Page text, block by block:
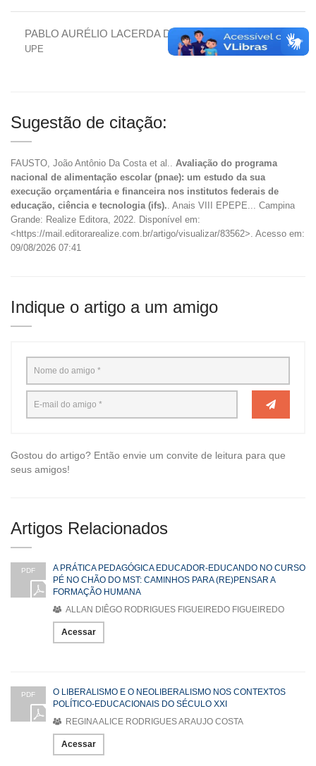
PABLO AURÉLIO LACERDA DE ALMEIDA PINTO
UPE
Sugestão de citação:
FAUSTO, João Antônio Da Costa et al.. Avaliação do programa
nacional de alimentação escolar (pnae): um estudo da sua
execução orçamentária e financeira nos institutos federais de
educação, ciência e tecnologia (ifs). . Anais VIII EPEPE... Campina
Grande: Realize Editora, 2022. Disponível em:
<https://mail.editorarealize.com.br/artigo/visualizar/83562>. Acesso em:
09/08/2026 07:41
Indique o artigo a um amigo
Gostou do artigo? Então envie um convite de leitura para que
seus amigos!
Artigos Relacionados
PDF
A PRÁTICA PEDAGÓGICA EDUCADOR-EDUCANDO NO CURSO
PÉ NO CHÃO DO MST: CAMINHOS PARA (RE)PENSAR A
FORMAÇÃO HUMANA
ALLAN DIÊGO RODRIGUES FIGUEIREDO FIGUEIREDO
Acessar
PDF
O LIBERALISMO E O NEOLIBERALISMO NOS CONTEXTOS
POLÍTICO-EDUCACIONAIS DO SÉCULO XXI
REGINA ALICE RODRIGUES ARAUJO COSTA
Acessar